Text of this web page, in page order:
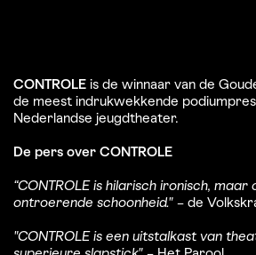
CONTROLE is de winnaar van de
de meest indrukwekkende
Nederlandse jeugdtheater.
De pers over CONTROLE
“CONTROLE is hilarisch ironisch, maar
ontroerende schoonheid." – de
"CONTROLE is een uitstalkast van